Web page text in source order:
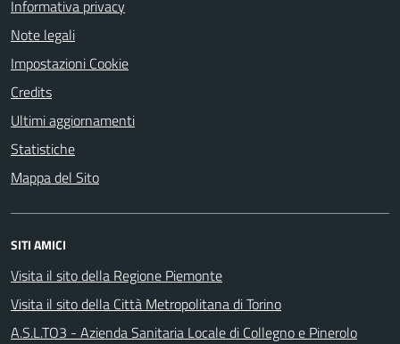
Informativa privacy
Note legali
Impostazioni Cookie
Credits
Ultimi aggiornamenti
Statistiche
Mappa del Sito
SITI AMICI
Visita il sito della Regione Piemonte
Visita il sito della Città Metropolitana di Torino
A.S.L.TO3 - Azienda Sanitaria Locale di Collegno e Pinerolo